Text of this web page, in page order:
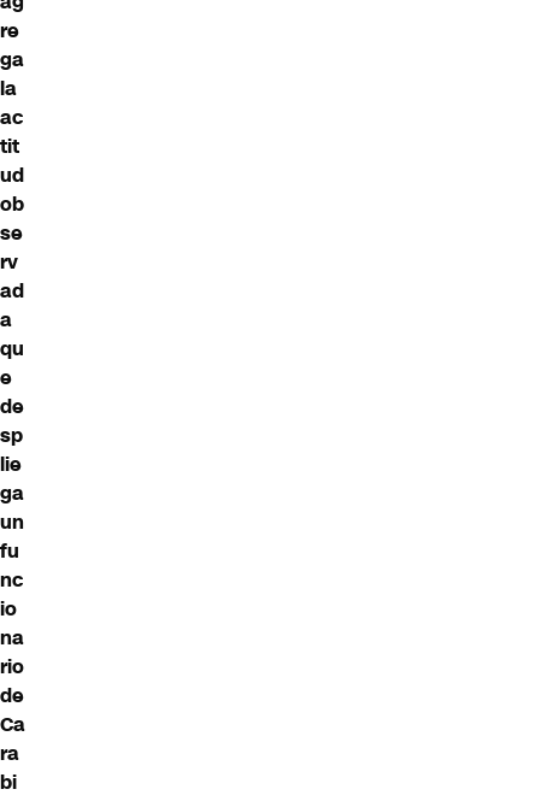
re
ga
la
ac
tit
ud
ob
se
rv
ad
a
qu
e
de
sp
lie
ga
un
fu
nc
io
na
rio
de
Ca
ra
bi